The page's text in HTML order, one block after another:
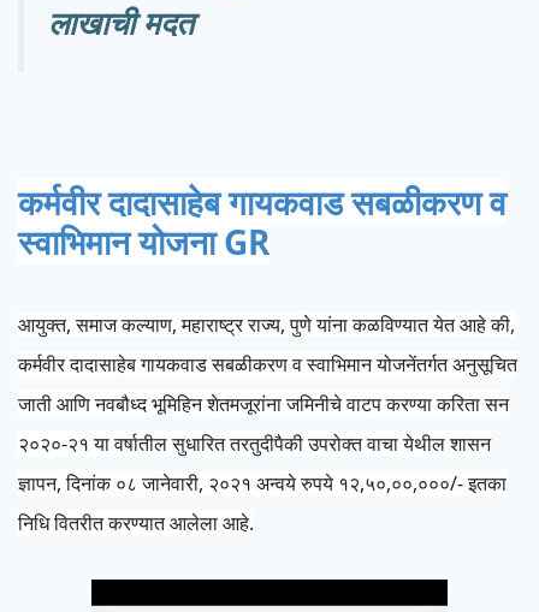
लाखाची मदत
कर्मवीर दादासाहेब गायकवाड सबळीकरण व
स्वाभिमान योजना GR
आयुक्त, समाज कल्याण, महाराष्ट्र राज्य, पुणे यांना कळविण्यात येत आहे की,
कर्मवीर दादासाहेब गायकवाड सबळीकरण व स्वाभिमान योजनेंतर्गत अनुसूचित
जाती आणि नवबौध्द भूमिहिन शेतमजूरांना जमिनीचे वाटप करण्या करिता सन
२०२०-२१ या वर्षातील सुधारित तरतुदीपैकी उपरोक्त वाचा येथील शासन
ज्ञापन, दिनांक ०८ जानेवारी, २०२१ अन्वये रुपये १२,५०,००,०००/- इतका
निधि वितरीत करण्यात आलेला आहे.